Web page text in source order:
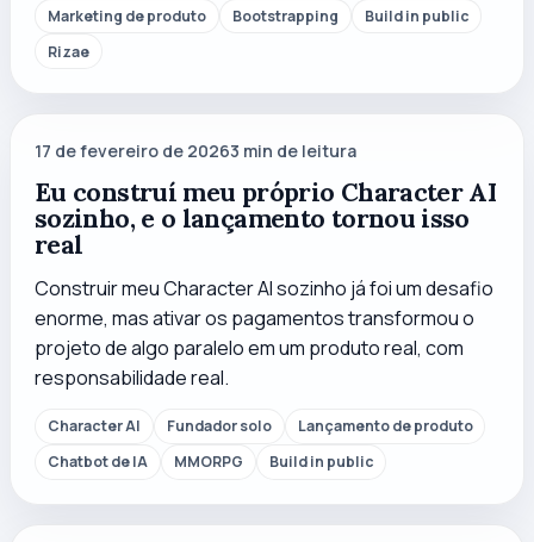
Marketing de produto
Bootstrapping
Build in public
Rizae
17 de fevereiro de 20263 min de leitura
Eu construí meu próprio Character AI
sozinho, e o lançamento tornou isso
real
Construir meu Character AI sozinho já foi um desafio
enorme, mas ativar os pagamentos transformou o
projeto de algo paralelo em um produto real, com
responsabilidade real.
Character AI Fundador solo
Lançamento de produto
Chatbot de IA
MMORPG Build in public